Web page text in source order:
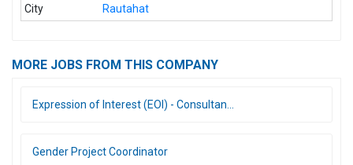
City
Rautahat
MORE JOBS FROM THIS COMPANY
Expression of Interest (EOI) - Consultan...
Gender Project Coordinator